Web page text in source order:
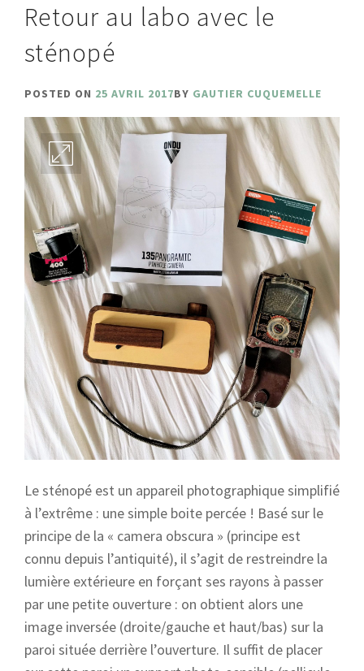
Retour au labo avec le
sténopé
POSTED ON 25 AVRIL 2017BY GAUTIER CUQUEMELLE
Le sténopé est un appareil photographique simplifié
à l’extrême : une simple boite percée ! Basé sur le
principe de la « camera obscura » (principe est
connu depuis l’antiquité), il s’agit de restreindre la
lumière extérieure en forçant ses rayons à passer
par une petite ouverture : on obtient alors une
image inversée (droite/gauche et haut/bas) sur la
paroi située derrière l’ouverture. Il suffit de placer